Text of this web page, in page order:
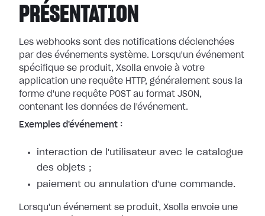
PRÉSENTATION
Les webhooks sont des notifications déclenchées
par des événements système. Lorsqu'un événement
spécifique se produit, Xsolla envoie à votre
application une requête HTTP, généralement sous la
forme d'une requête POST au format JSON,
contenant les données de l'événement.
Exemples d'événement :
interaction de l'utilisateur avec le catalogue
des objets ;
paiement ou annulation d'une commande.
Lorsqu'un événement se produit, Xsolla envoie une